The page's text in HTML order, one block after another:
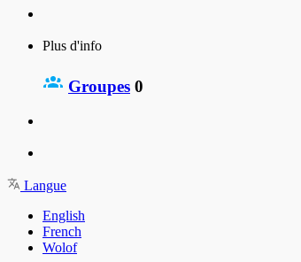
Plus d'info
Groupes 0
Langue
English
French
Wolof